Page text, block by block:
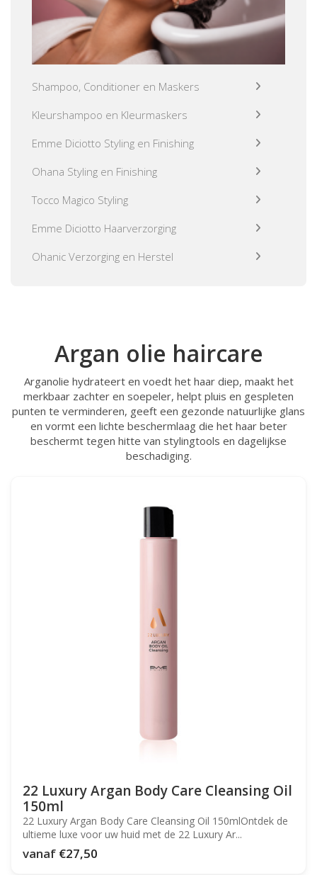
Shampoo, Conditioner en Maskers
Kleurshampoo en Kleurmaskers
Emme Diciotto Styling en Finishing
Ohana Styling en Finishing
Tocco Magico Styling
Emme Diciotto Haarverzorging
Ohanic Verzorging en Herstel
Argan olie haircare
Arganolie hydrateert en voedt het haar diep, maakt het
merkbaar zachter en soepeler, helpt pluis en gespleten
punten te verminderen, geeft een gezonde natuurlijke glans
en vormt een lichte beschermlaag die het haar beter
beschermt tegen hitte van stylingtools en dagelijkse
beschadiging.
22 Luxury Argan Body Care Cleansing Oil
150ml
22 Luxury Argan Body Care Cleansing Oil 150mlOntdek de
ultieme luxe voor uw huid met de 22 Luxury Ar...
vanaf €27,50